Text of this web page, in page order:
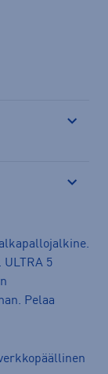
5
Pelaa